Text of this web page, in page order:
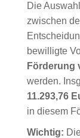
Die
zwischen
bewilligte
Förderung
werden.
11.293,76
in diesem
Wichtig: